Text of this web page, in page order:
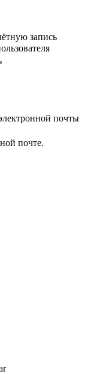
запись
почты
почте.